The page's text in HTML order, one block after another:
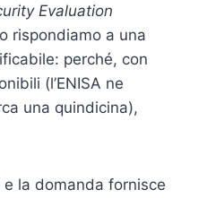
Evaluation
rispondiamo a una
perché, con
(l’ENISA ne
una quindicina),
la domanda fornisce